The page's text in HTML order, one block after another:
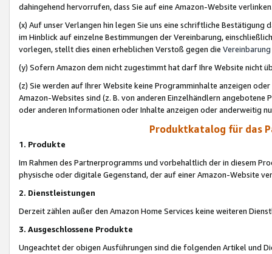
dahingehend hervorrufen, dass Sie auf eine Amazon-Website
(x) Auf unser Verlangen hin legen Sie uns eine schriftliche
im Hinblick auf einzelne Bestimmungen der Vereinbarung,
vorlegen, stellt dies einen erheblichen Verstoß gegen die Vereinbarung
(y) Sofern Amazon dem nicht zugestimmt hat darf Ihre Website nicht
(z) Sie werden auf Ihrer Website keine Programminhalte anzeigen
Amazon-Websites sind (z. B. von anderen Einzelhändlern
oder anderen Informationen oder Inhalte anzeigen oder anderweitig
Produktkatalog für das
1. Produkte
Im Rahmen des Partnerprogramms und vorbehaltlich der in diesem
physische oder digitale Gegenstand, der auf einer Amazon-Website
2. Dienstleistungen
Derzeit zählen außer den Amazon Home Services keine weiteren
3. Ausgeschlossene Produkte
Ungeachtet der obigen Ausführungen sind die folgenden Artikel und